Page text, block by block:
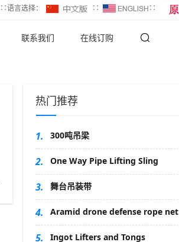
∷语言选择： ∷ ∷
联系我们 在线订购
热门推荐
1. 300吨吊梁
2. One Way Pipe Lifting Sling
3. 舞台吊装带
4. Aramid drone defense rope net
5. Ingot Lifters and Tongs